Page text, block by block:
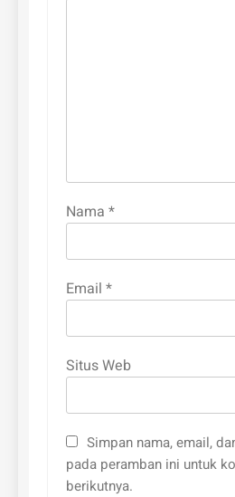
Nama *
Email *
Situs Web
Simpan nama, email,
pada peramban ini untuk
berikutnya.